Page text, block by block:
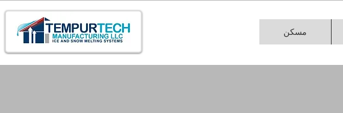
مسكن